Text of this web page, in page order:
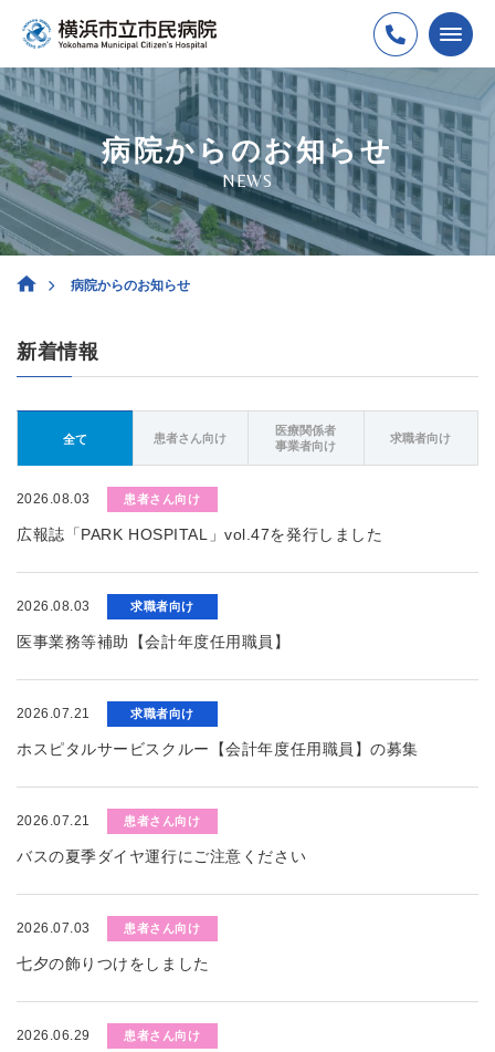
病院からのお知らせ
NEWS
病院からのお知らせ
新着情報
全て 患者さん向け
医療関係者
事業者向け
求職者向け
2026.08.03 患者さん向け
広報誌「PARK HOSPITAL」vol.47を発行しました
2026.08.03 求職者向け
医事業務等補助【会計年度任用職員】
2026.07.21 求職者向け
ホスピタルサービスクルー【会計年度任用職員】の募集
2026.07.21 患者さん向け
バスの夏季ダイヤ運行にご注意ください
2026.07.03 患者さん向け
七夕の飾りつけをしました
2026.06.29 患者さん向け